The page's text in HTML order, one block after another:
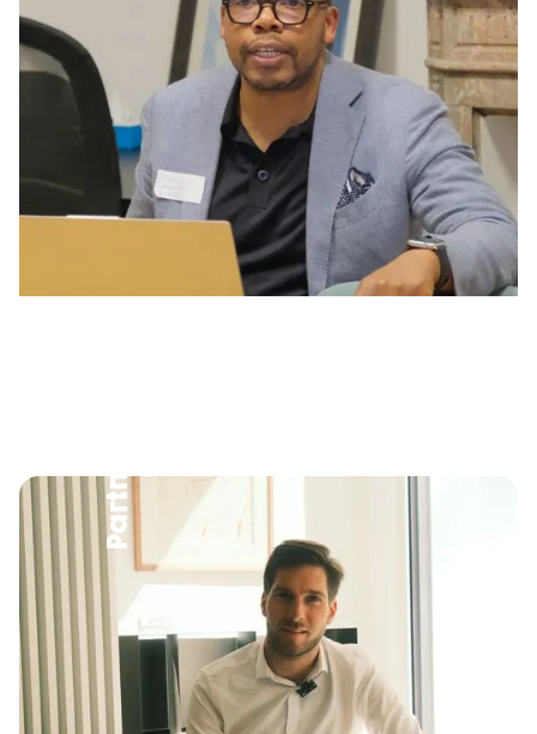
Partners